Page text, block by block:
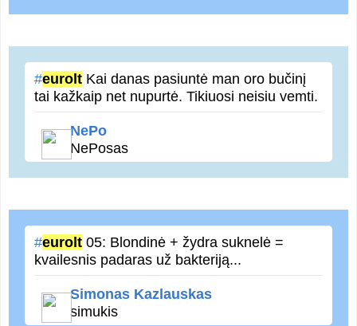
#eurolt Kai danas pasiuntė man oro bučinį
tai kažkaip net nupurtė. Tikiuosi neisiu vemti.
NePo
NePosas
#eurolt 05: Blondinė + žydra suknelė =
kvailesnis padaras už bakteriją...
Simonas Kazlauskas
simukis